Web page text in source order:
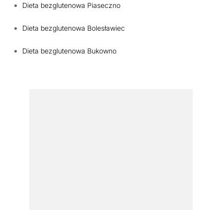
Dieta bezglutenowa Piaseczno
Dieta bezglutenowa Bolesławiec
Dieta bezglutenowa Bukowno